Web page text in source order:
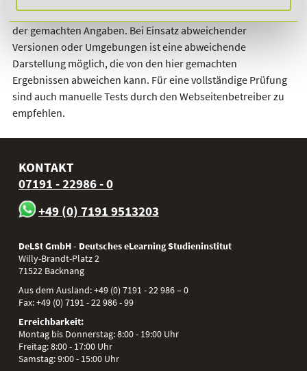
Betriebssystemparametern garantieren wir die Richtigkeit
der gemachten Angaben. Bei Einsatz abweichender
Versionen oder Umgebungen ist eine abweichende
Darstellung möglich, die von den hier gemachten
Ergebnissen abweichen kann. Für eine vollständige Prüfung
sind auch manuelle Tests durch den Webseitenbetreiber zu
empfehlen.
KONTAKT
07191 - 22986 - 0
+49 (0) 7191 9513203
DeLSt GmbH - Deutsches eLearning Studieninstitut
Willy-Brandt-Platz 2
71522 Backnang
Aus dem Ausland:+49 (0) 7191 - 22 986 – 0
Fax:+49 (0) 7191 - 22 986 - 99
Erreichbarkeit:
Montag bis Donnerstag: 8:00 - 19:00 Uhr
Freitag: 8:00 - 17:00 Uhr
Samstag: 9:00 - 15:00 Uhr